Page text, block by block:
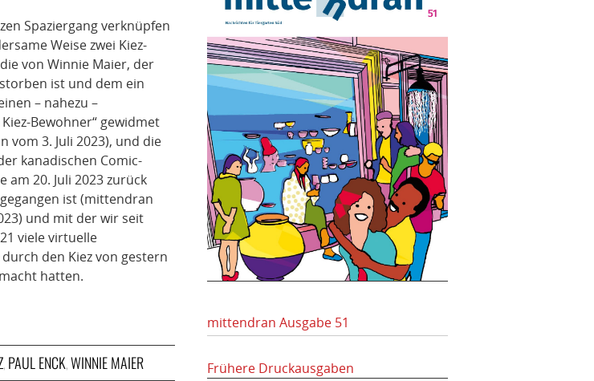
Spaziergang verknüpfen
Weise zwei Kiez-
von Winnie Maier, der
ist und dem ein
– nahezu –
Bewohner“ gewidmet
vom 3. Juli 2023), und die
kanadischen Comic-
am 20. Juli 2023 zurück
ist (mittendran
und mit der wir seit
viele virtuelle
den Kiez von gestern
hatten.
, PAUL ENCK,WINNIE MAIER
mittendran Ausgabe 51
Frühere Druckausgaben